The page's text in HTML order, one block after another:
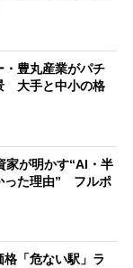
・豊丸産業がパチ
大手と中小の格
家が明かす“AI・半
った理由” フルポ
格「危ない駅」ラ